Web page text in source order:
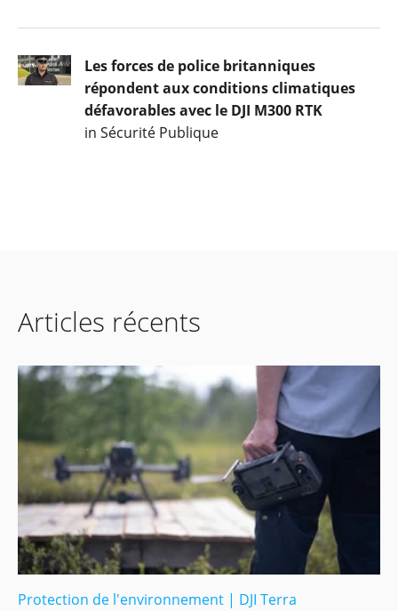
Les forces de police britanniques
répondent aux conditions climatiques
défavorables avec le DJI M300 RTK
in Sécurité Publique
Articles récents
Protection de l'environnement | DJI Terra